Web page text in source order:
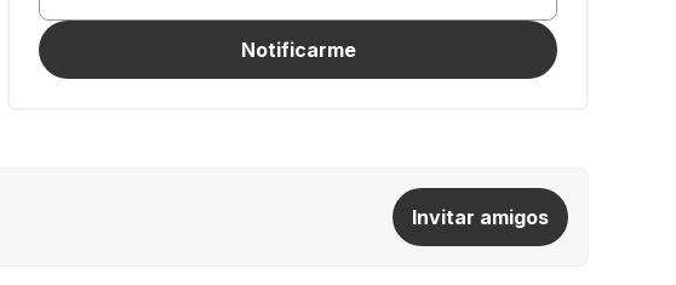
Notificarme
Invitar amigos